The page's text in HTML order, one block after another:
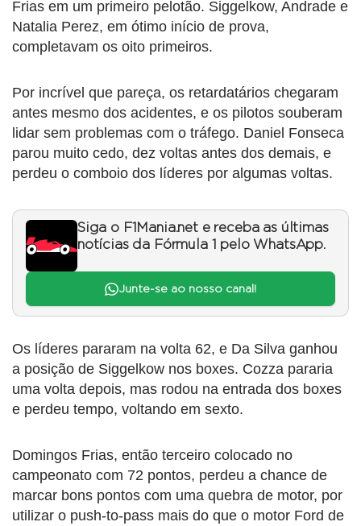
Frias em um primeiro pelotão. Siggelkow, Andrade e
Natalia Perez, em ótimo início de prova,
completavam os oito primeiros.
Por incrível que pareça, os retardatários chegaram
antes mesmo dos acidentes, e os pilotos souberam
lidar sem problemas com o tráfego. Daniel Fonseca
parou muito cedo, dez voltas antes dos demais, e
perdeu o comboio dos líderes por algumas voltas.
Siga o F1Mania.net e receba as últimas
notícias da Fórmula 1 pelo WhatsApp.
Junte-se ao nosso canal!
Os líderes pararam na volta 62, e Da Silva ganhou
a posição de Siggelkow nos boxes. Cozza pararia
uma volta depois, mas rodou na entrada dos boxes
e perdeu tempo, voltando em sexto.
Domingos Frias, então terceiro colocado no
campeonato com 72 pontos, perdeu a chance de
marcar bons pontos com uma quebra de motor, por
utilizar o push-to-pass mais do que o motor Ford de